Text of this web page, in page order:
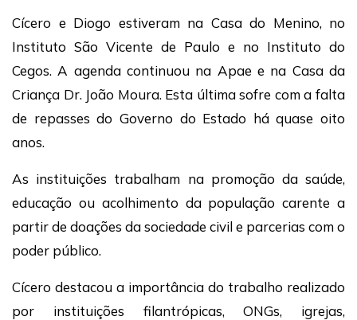
Cícero e Diogo estiveram na Casa do Menino, no
Instituto São Vicente de Paulo e no Instituto do
Cegos. A agenda continuou na Apae e na Casa da
Criança Dr. João Moura. Esta última sofre com a falta
de repasses do Governo do Estado há quase oito
anos.
As instituições trabalham na promoção da saúde,
educação ou acolhimento da população carente a
partir de doações da sociedade civil e parcerias com o
poder público.
Cícero destacou a importância do trabalho realizado
por instituições filantrópicas, ONGs, igrejas,